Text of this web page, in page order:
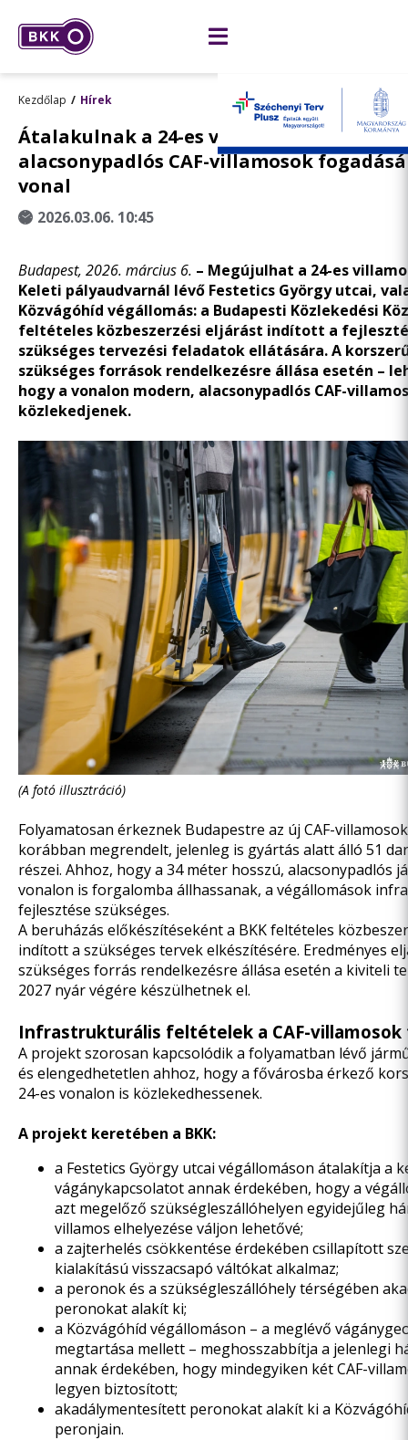
Kezdőlap Hírek
Átalakulnak a 24-es villamos
alacsonypadlós CAF-villamosok
vonal
2026.03.06. 10:45
Budapest, 2026. március 6. – Megújulhat a 24-es
Keleti pályaudvarnál lévő Festetics György utcai,
Közvágóhíd végállomás: a Budapesti Közlekedési
feltételes közbeszerzési eljárást indított a
szükséges tervezési feladatok ellátására. A
szükséges források rendelkezésre állása esetén –
hogy a vonalon modern, alacsonypadlós CAF-
közlekedjenek.
(A fotó illusztráció)
Folyamatosan érkeznek Budapestre az új CAF-
korábban megrendelt, jelenleg is gyártás alatt álló 51
részei. Ahhoz, hogy a 34 méter hosszú, alacsonypadlós
vonalon is forgalomba állhassanak, a végállomások
fejlesztése szükséges.
A beruházás előkészítéseként a BKKfeltételes
indított a szükséges tervek elkészítésére. Eredményes
szükséges forrás rendelkezésre állása esetén a kiviteli
2027 nyár végére készülhetnek el.
Infrastrukturális feltételek a CAF-villamosok
A projekt szorosan kapcsolódik a folyamatban lévő
és elengedhetetlen ahhoz, hogy a fővárosba érkező
24-es vonalon is közlekedhessenek.
A projekt keretében a BKK:
a Festetics György utcai végállomáson átalakítja a
vágánykapcsolatot annak érdekében, hogy a
azt megelőző szükségleszállóhelyen egyidejűleg
villamos elhelyezése váljon lehetővé;
a zajterhelés csökkentése érdekében csillapított
kialakítású visszacsapó váltókat alkalmaz;
a peronok és a szükségleszállóhely térségében
peronokat alakít ki;
a Közvágóhíd végállomáson – a meglévő
megtartása mellett – meghosszabbítja a jelenlegi
annak érdekében, hogy mindegyiken két CAF-
legyen biztosított;
akadálymentesített peronokat alakít ki a
peronjain.